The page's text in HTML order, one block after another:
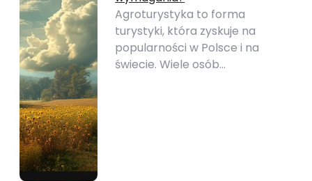
Agroturystyka to forma
turystyki, która zyskuje na
popularności w Polsce i na
świecie. Wiele osób…